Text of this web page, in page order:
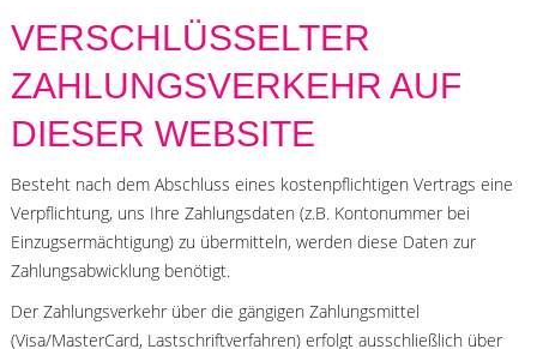
VERSCHLÜSSELTER
ZAHLUNGSVERKEHR AUF
DIESER WEBSITE
Besteht nach dem Abschluss eines kostenpflichtigen Vertrags eine
Verpflichtung, uns Ihre Zahlungsdaten (z.B. Kontonummer bei
Einzugsermächtigung) zu übermitteln, werden diese Daten zur
Zahlungsabwicklung benötigt.
Der Zahlungsverkehr über die gängigen Zahlungsmittel
(Visa/MasterCard, Lastschriftverfahren) erfolgt ausschließlich über